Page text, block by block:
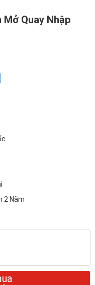
Quay Nhập
2 Năm